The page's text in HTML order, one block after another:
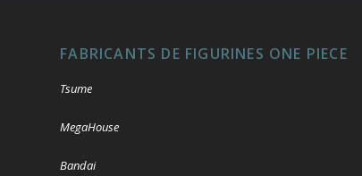
FABRICANTS DE FIGURINES ONE PIECE
Tsume
MegaHouse
Bandai